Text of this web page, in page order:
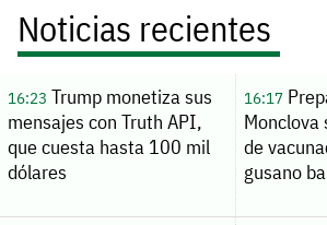
Noticias recientes
16:23 Trump monetiza sus
mensajes con Truth API,
que cuesta hasta 100 mil
dólares
16:17
Monclova
de
gusano